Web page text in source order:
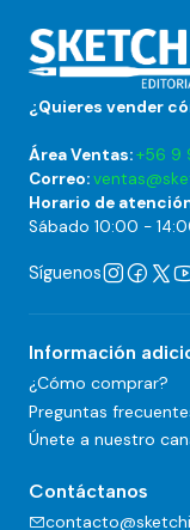
¿Quieres vender
Área Ventas:+56 9
Correo:
Horario de
Sábado 10:00 -
Síguenos
Información
¿Cómo comprar?
Preguntas
Únete a nuestro
Contáctanos